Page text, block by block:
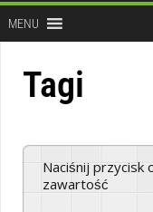
MENU
Tagi
Naciśnij przycisk odtwarzania, aby odsłuchać tę
zawartość